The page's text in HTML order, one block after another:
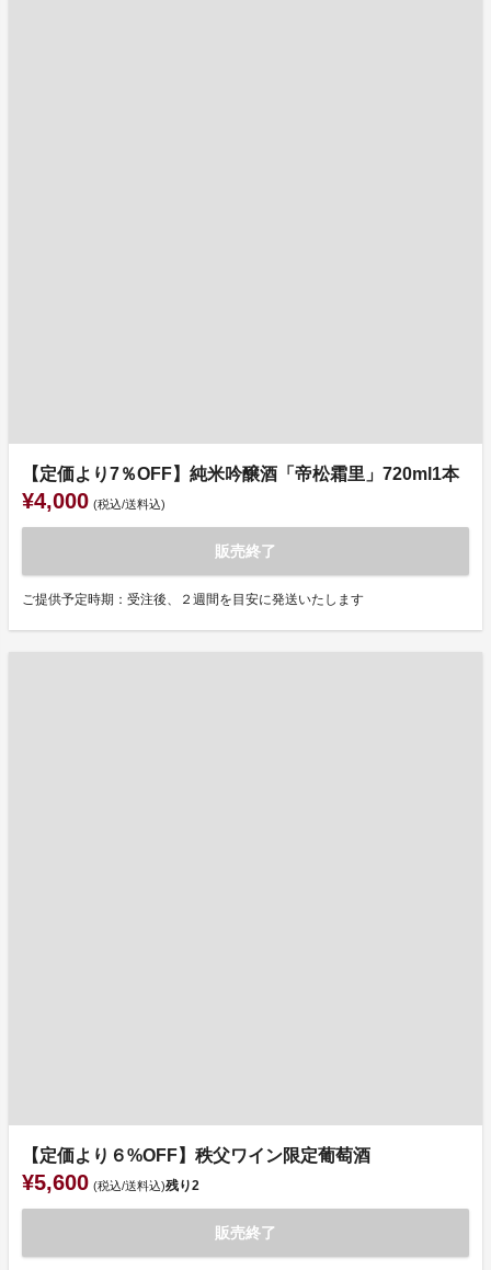
【定価より7％OFF】純米吟醸酒「帝松霜里」720ml1本
¥4,000 (税込/送料込)
販売終了
ご提供予定時期：受注後、２週間を目安に発送いたします
【定価より６%OFF】秩父ワイン限定葡萄酒
¥5,600 (税込/送料込)残り2
販売終了